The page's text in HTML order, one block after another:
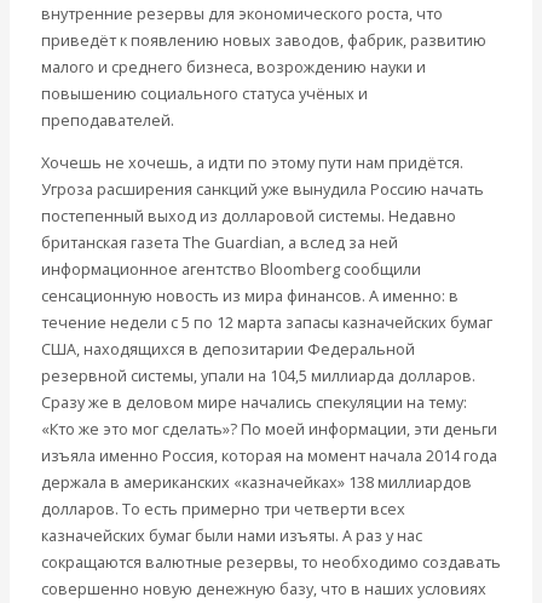
внутренние резервы для экономического роста, что
приведёт к появлению новых заводов, фабрик, развитию
малого и среднего бизнеса, возрождению науки и
повышению социального статуса учёных и
преподавателей.
Хочешь не хочешь, а идти по этому пути нам придётся.
Угроза расширения санкций уже вынудила Россию начать
постепенный выход из долларовой системы. Недавно
британская газета The Guardian, а вслед за ней
информационное агентство Bloomberg сообщили
сенсационную новость из мира финансов. А именно: в
течение недели с 5 по 12 марта запасы казначейских бумаг
США, находящихся в депозитарии Федеральной
резервной системы, упали на 104,5 миллиарда долларов.
Сразу же в деловом мире начались спекуляции на тему:
«Кто же это мог сделать»? По моей информации, эти деньги
изъяла именно Россия, которая на момент начала 2014 года
держала в американских «казначейках» 138 миллиардов
долларов. То есть примерно три четверти всех
казначейских бумаг были нами изъяты. А раз у нас
сокращаются валютные резервы, то необходимо создавать
совершенно новую денежную базу, что в наших условиях